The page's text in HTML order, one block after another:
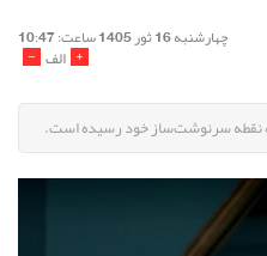
چهارشنبه 16 ثور 1405 ساعت: 10:47
- الف +
به نقطه سرنوشت‌ساز خود رسیده است.